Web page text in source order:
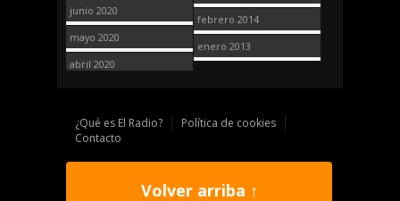
junio 2020
mayo 2020
abril 2020
febrero 2014
enero 2013
¿Qué es El Radio?
Política de cookies
Contacto
Volver arriba ↑